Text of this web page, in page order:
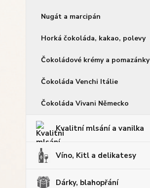
Nugát a marcipán
Horká čokoláda, kakao, polevy
Čokoládové krémy a pomazánky
Čokoláda Venchi Itálie
Čokoláda Vivani Německo
Kvalitní mlsání a vanilka
Víno, Kitl a delikatesy
Dárky, blahopřání